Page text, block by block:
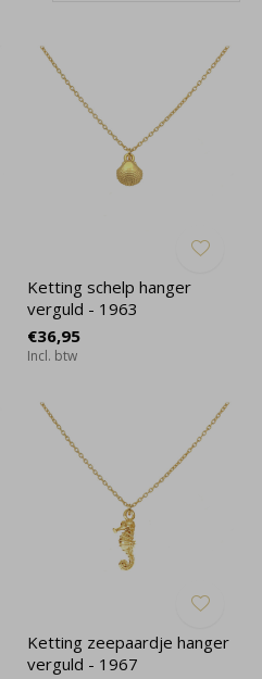
Ketting schelp hanger
verguld - 1963
€36,95
Incl. btw
Ketting zeepaardje hanger
verguld - 1967